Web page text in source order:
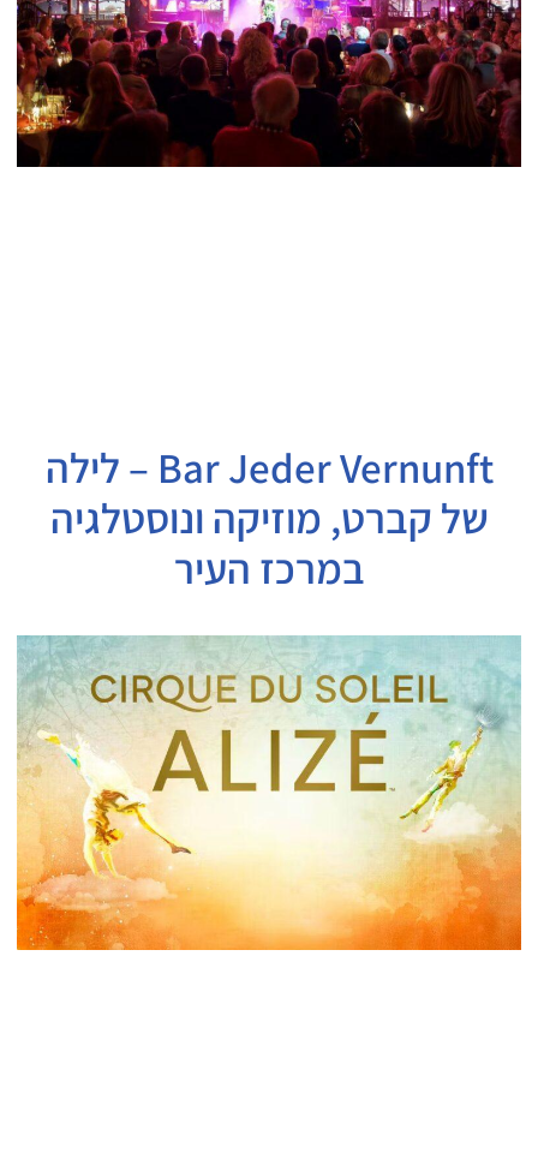
Bar Jeder Vernunft – לילה
של קברט, מוזיקה ונוסטלגיה
במרכז העיר